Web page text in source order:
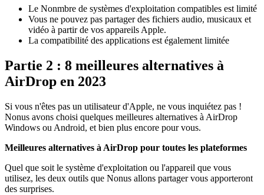
Le Nonmbre de systèmes d'exploitation compatibles est limité
Vous ne pouvez pas partager des fichiers audio, musicaux et
vidéo à partir de vos appareils Apple.
La compatibilité des applications est également limitée
Partie 2 : 8 meilleures alternatives à
AirDrop en 2023
Si vous n'êtes pas un utilisateur d'Apple, ne vous inquiétez pas !
Nonus avons choisi quelques meilleures alternatives à AirDrop
Windows ou Android, et bien plus encore pour vous.
Meilleures alternatives à AirDrop pour toutes les plateformes
Quel que soit le système d'exploitation ou l'appareil que vous
utilisez, les deux outils que Nonus allons partager vous apporteront
des surprises.